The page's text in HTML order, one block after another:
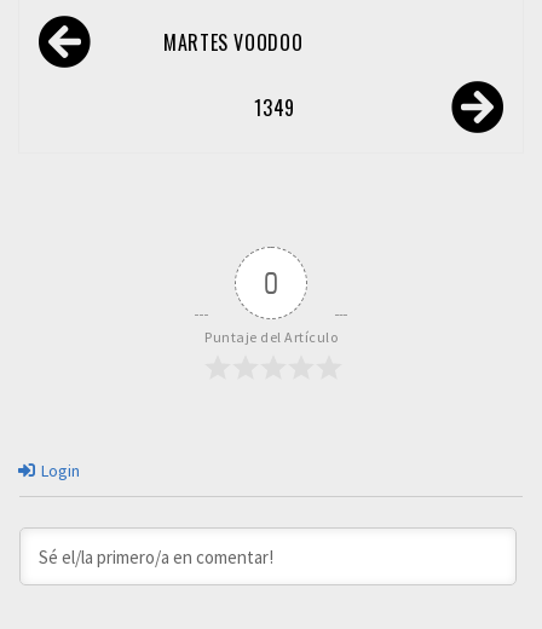
Navegación
de MARTES VOODOO
1349
0
Puntaje del Artículo
Login